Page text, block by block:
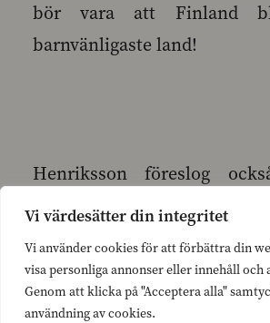
Vi värdesätter din integritet
Vi använder cookies för att förbättra din
visa personliga annonser eller innehåll och
Genom att klicka på "Acceptera alla"
användning av cookies.
bör vara att Finland
barnvänligaste land!
Henriksson föreslog
regering bör förnya
familjeledigheterna,
småbarnspedagogiken och
som en helhet.